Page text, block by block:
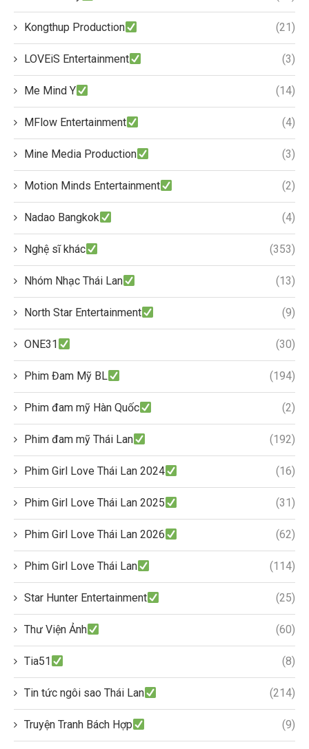
Kongthup Production (21)
LOVEiS Entertainment (3)
Me Mind Y (14)
MFlow Entertainment (4)
Mine Media Production (3)
Motion Minds Entertainment (2)
Nadao Bangkok (4)
Nghệ sĩ khác (353)
Nhóm Nhạc Thái Lan (13)
North Star Entertainment (9)
ONE31 (30)
Phim Đam Mỹ BL (194)
Phim đam mỹ Hàn Quốc (2)
Phim đam mỹ Thái Lan (192)
Phim Girl Love Thái Lan 2024 (16)
Phim Girl Love Thái Lan 2025 (31)
Phim Girl Love Thái Lan 2026 (62)
Phim Girl Love Thái Lan (114)
Star Hunter Entertainment (25)
Thư Viện Ảnh (60)
Tia51 (8)
Tin tức ngôi sao Thái Lan (214)
Truyện Tranh Bách Hợp (9)